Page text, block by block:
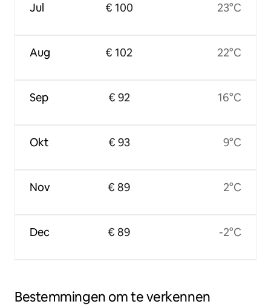
Jul
Aug
Sep
Okt
Nov
Dec
€ 100
€ 102
€ 92
€ 93
€ 89
€ 89
23°C
22°C
16°C
9°C
2°C
-2°C
Bestemmingen om te verkennen